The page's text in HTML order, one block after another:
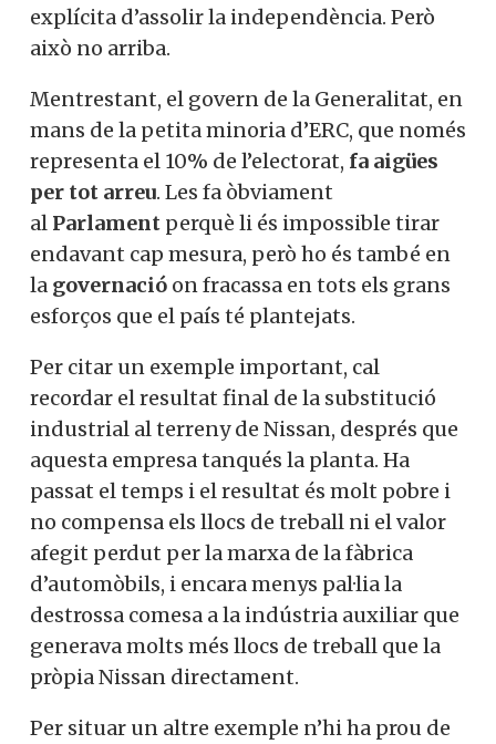
explícita d’assolir la independència. Però
això no arriba.
Mentrestant, el govern de la Generalitat, en
mans de la petita minoria d’ERC, que només
representa el 10% de l’electorat, fa aigües
per tot arreu. Les fa òbviament
al Parlament perquè li és impossible tirar
endavant cap mesura, però ho és també en
la governació on fracassa en tots els grans
esforços que el país té plantejats.
Per citar un exemple important, cal
recordar el resultat final de la substitució
industrial al terreny de Nissan, després que
aquesta empresa tanqués la planta. Ha
passat el temps i el resultat és molt pobre i
no compensa els llocs de treball ni el valor
afegit perdut per la marxa de la fàbrica
d’automòbils, i encara menys pal·lia la
destrossa comesa a la indústria auxiliar que
generava molts més llocs de treball que la
pròpia Nissan directament.
Per situar un altre exemple n’hi ha prou de